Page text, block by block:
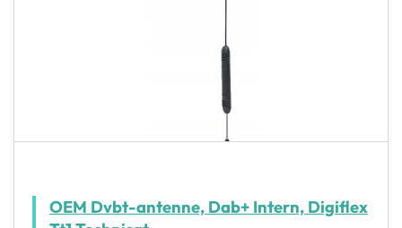
OEM Dvbt-antenne, Dab+ Intern, Digiflex